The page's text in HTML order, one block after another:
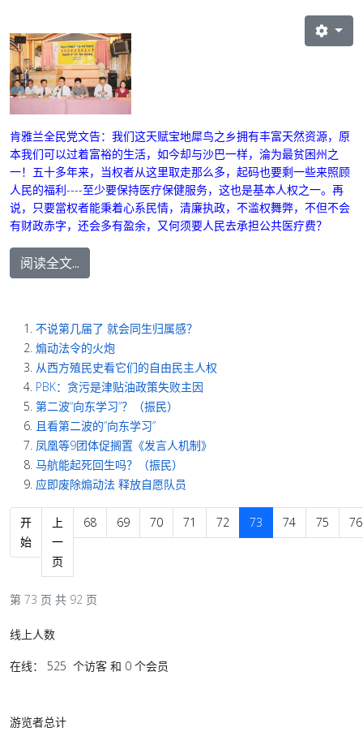
肯雅兰全民党文告：我们这天赋宝地犀鸟之乡拥有丰富天然资源，原
本我们可以过着富裕的生活，如今却与沙巴一样，淪为最贫困州之
一！五十多年来，当权者从这里取走那么多，起码也要剩一些来照顾
人民的福利----至少要保持医疗保健服务，这也是基本人权之一。再
说，只要當权者能秉着心系民情，清廉执政，不滥权舞弊，不但不会
有财政赤字，还会多有盈余，又何须要人民去承担公共医疗费？
阅读全文...
不说第几届了 就会同生归属感？
煽动法令的火炮
从西方殖民史看它们的自由民主人权
PBK：贪污是津贴油政策失败主因
第二波“向东学习”？（振民）
且看第二波的”向东学习”
凤凰等9团体促搁置《发言人机制》
马航能起死回生吗？（振民）
应即废除煽动法 释放自愿队员
开
始
上
一
页
68 69 70 71 72 73 74 75 76
第 73 页 共 92 页
线上人数
在线： 525 个访客 和 0 个会员
游览者总计